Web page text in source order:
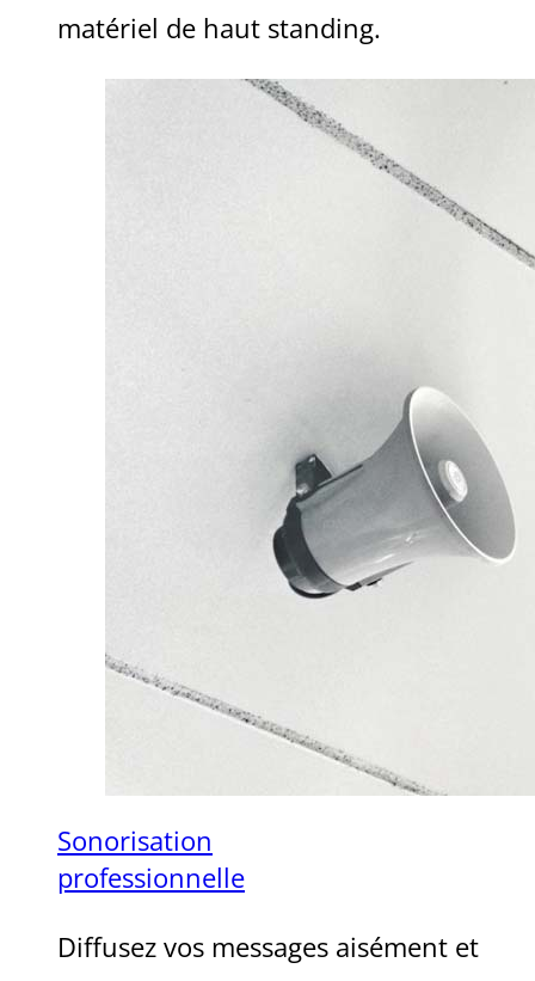
matériel de haut standing.
Sonorisation
professionnelle
Diffusez vos messages aisément et